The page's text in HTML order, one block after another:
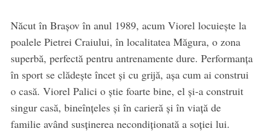
​Năcut în Brașov în anul 1989, acum Viorel locuiește la
poalele Pietrei Craiului, în localitatea Măgura, o zona
superbă, perfectă pentru antrenamente dure. Performanța
în sport se clădește încet și cu grijă, așa cum ai construi
o casă. Viorel Palici o știe foarte bine, el și-a construit
singur casă, bineînțeles și în carieră și în viață de
familie având susținerea necondiționată a soției lui.